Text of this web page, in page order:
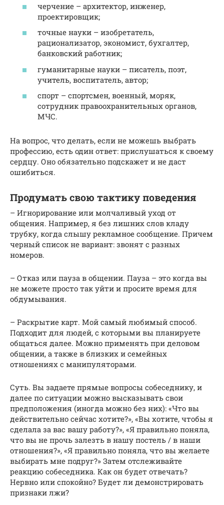
черчение – архитектор, инженер,
проектировщик;
точные науки – изобретатель,
рационализатор, экономист, бухгалтер,
банковский работник;
гуманитарные науки – писатель, поэт,
учитель, воспитатель, автор;
спорт – спортсмен, военный, моряк,
сотрудник правоохранительных органов,
МЧС.
На вопрос, что делать, если не можешь выбрать
профессию, есть один ответ: прислушаться к своему
сердцу. Оно обязательно подскажет и не даст
ошибиться.
Продумать свою тактику поведения
– Игнорирование или молчаливый уход от
общения. Например, я без лишних слов кладу
трубку, когда слышу рекламное сообщение. Причем
черный список не вариант: звонят с разных
номеров.
– Отказ или пауза в общении. Пауза – это когда вы
не можете просто так уйти и просите время для
обдумывания.
– Раскрытие карт. Мой самый любимый способ.
Подходит для людей, с которыми вы планируете
общаться далее. Можно применять при деловом
общении, а также в близких и семейных
отношениях с манипуляторами.
Суть. Вы задаете прямые вопросы собеседнику, и
далее по ситуации можно высказывать свои
предположения (иногда можно без них): «Что вы
действительно сейчас хотите?», «Вы хотите, чтобы я
сделала за вас вашу работу?», «Я правильно поняла,
что вы не прочь залезть в нашу постель / в наши
отношения?», «Я правильно поняла, что вы желаете
выбирать мне подруг?» Затем отслеживайте
реакцию собеседника. Как он будет отвечать?
Нервно или спокойно? Будет ли демонстрировать
признаки лжи?